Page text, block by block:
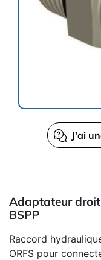
J'ai
Adaptateur droit
BSPP
Raccord
ORFS pour